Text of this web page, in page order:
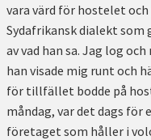
vara värd för hostelet
Sydafrikansk dialekt
av vad han sa. Jag log
han visade mig runt och
för tillfället bodde på
måndag, var det dags för
företaget som håller i